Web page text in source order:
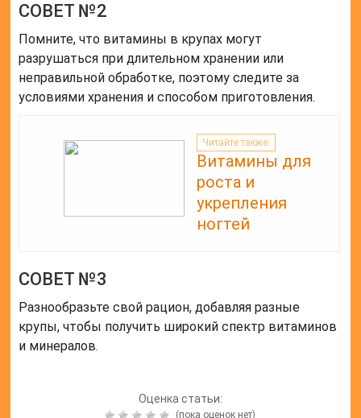
СОВЕТ №2
Помните, что витамины в крупах могут
разрушаться при длительном хранении или
неправильной обработке, поэтому следите за
условиями хранения и способом приготовления.
Читайте также:
Витамины для
роста и
укрепления
ногтей
СОВЕТ №3
Разнообразьте свой рацион, добавляя разные
крупы, чтобы получить широкий спектр витаминов
и минералов.
Оценка статьи:
(пока оценок нет)